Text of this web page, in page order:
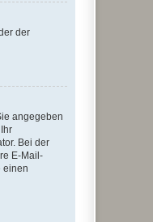
der
angegeben
Bei der
E-Mail-
einen